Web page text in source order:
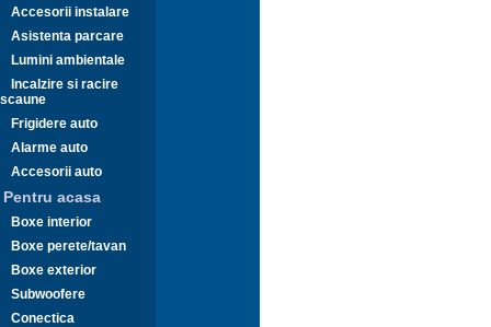
Accesorii instalare
Asistenta parcare
Lumini ambientale
Incalzire si racire
scaune
Frigidere auto
Alarme auto
Accesorii auto
Pentru acasa
Boxe interior
Boxe perete/tavan
Boxe exterior
Subwoofere
Conectica